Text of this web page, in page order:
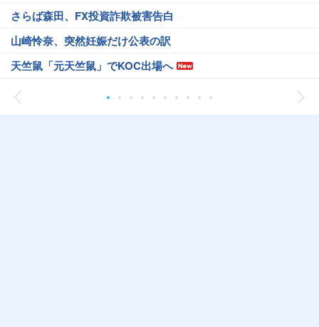
さらば森田、FX投資詐欺被害告白
山崎怜奈、突然妊娠だけ公表の訳
天竺鼠「元天竺鼠」でKOC出場へ